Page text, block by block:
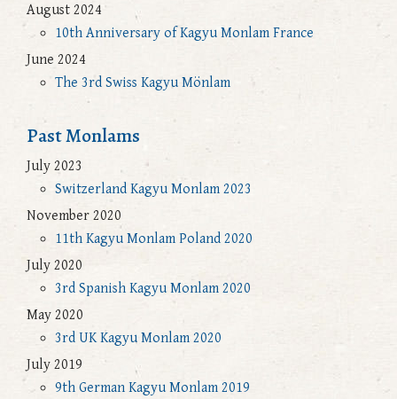
August 2024
10th Anniversary of Kagyu Monlam France
June 2024
The 3rd Swiss Kagyu Mönlam
Past Monlams
July 2023
Switzerland Kagyu Monlam 2023
November 2020
11th Kagyu Monlam Poland 2020
July 2020
3rd Spanish Kagyu Monlam 2020
May 2020
3rd UK Kagyu Monlam 2020
July 2019
9th German Kagyu Monlam 2019